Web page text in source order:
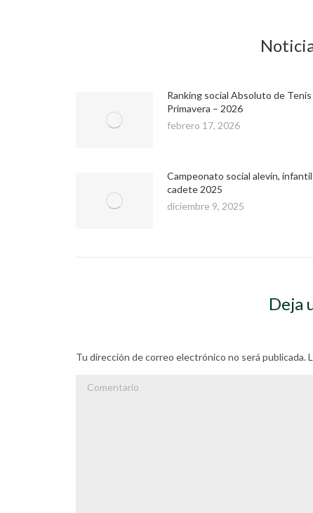
Ranking social Absoluto de Tenis
Primavera – 2026
febrero 17, 2026
Campeonato social alevín,
cadete 2025
diciembre 9, 2025
Deja
Tu dirección de correo electrónico no será publicada.
Comentario